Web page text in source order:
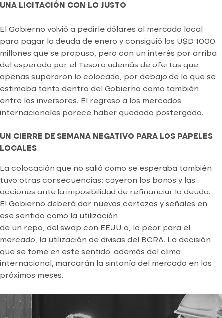
UNA LICITACIÓN CON LO JUSTO
El Gobierno volvió a pedirle dólares al mercado local
para pagar la deuda de enero y consiguió los U$D 1000
millones que se propuso, pero con un interés por arriba
del esperado por el Tesoro además de ofertas que
apenas superaron lo colocado, por debajo de lo que se
estimaba tanto dentro del Gobierno como también
entre los inversores. El regreso a los mercados
internacionales parece haber quedado postergado.
UN CIERRE DE SEMANA NEGATIVO PARA LOS PAPELES
LOCALES
La colocación que no salió como se esperaba también
tuvo otras consecuencias: cayeron los bonos y las
acciones ante la imposibilidad de refinanciar la deuda.
El Gobierno deberá dar nuevas certezas y señales en
ese sentido como la utilización
de un repo, del swap con EEUU o, la peor para el
mercado, la utilización de divisas del BCRA. La decisión
que se tome en este sentido, además del clima
internacional, marcarán la sintonía del mercado en los
próximos meses.